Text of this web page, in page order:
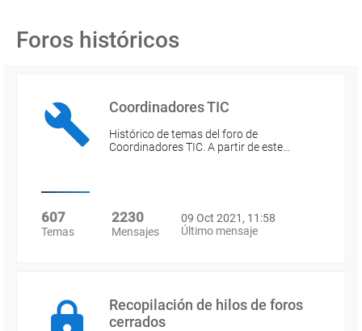
Foros históricos
Coordinadores TIC
Histórico de temas del foro de
Coordinadores TIC. A partir de este…
607
Temas
2230
Mensajes
09 Oct 2021, 11:58
Último mensaje
Recopilación de hilos de foros
cerrados